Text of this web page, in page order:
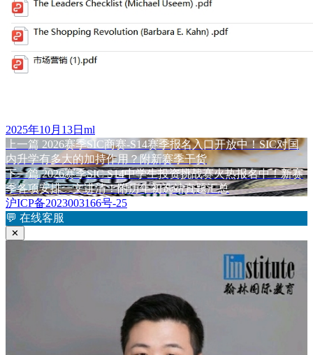
发
布
于
2025年10月13日 作
者
ml
文
章
导
航
上一篇 上
篇
文
章：
2026赛季SIC商赛-S14赛季报名入口开放中！SIC对国
内升学有多大的加持作用？附新赛季干货
下一篇下
篇
文
章：
2026赛季SIC S14中学生投资挑战赛火热报名中！新赛
季各项安排一文讲清！附历年初选站真题汇总
沪ICP备2023003166号-25
💬 在线客服
✕